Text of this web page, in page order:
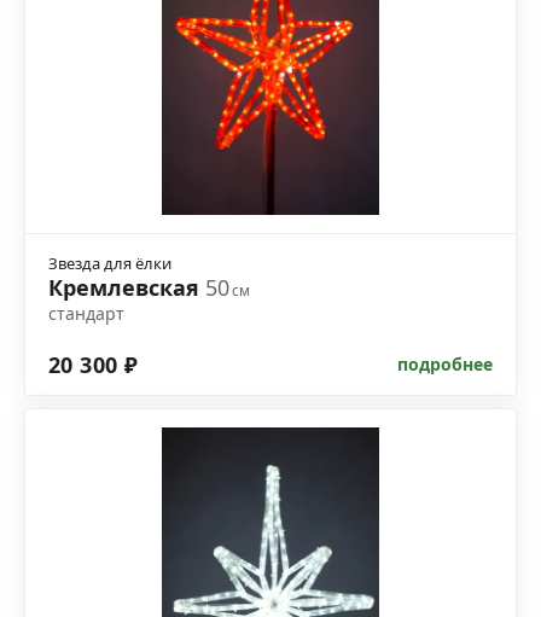
Звезда для ёлки
Кремлевская 50см
стандарт
20 300 ₽ подробнее